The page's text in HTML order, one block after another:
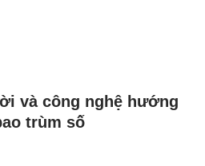
và công nghệ hướng
trùm số